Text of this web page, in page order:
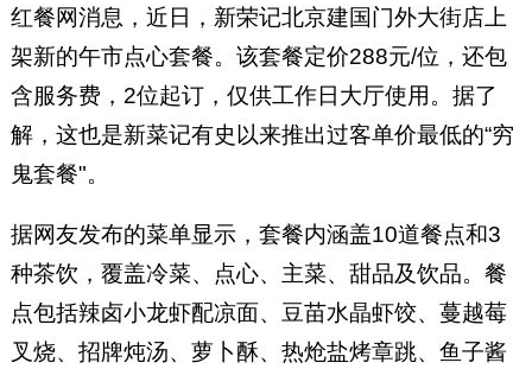
红餐网消息，近日，新荣记北京建国门外大街店上
架新的午市点心套餐。该套餐定价288元/位，还包
含服务费，2位起订，仅供工作日大厅使用。据了
解，这也是新菜记有史以来推出过客单价最低的“穷
鬼套餐"。
据网友发布的菜单显示，套餐内涵盖10道餐点和3
种茶饮，覆盖冷菜、点心、主菜、甜品及饮品。餐
点包括辣卤小龙虾配凉面、豆苗水晶虾饺、蔓越莓
叉烧、招牌炖汤、萝卜酥、热炝盐烤章跳、鱼子酱